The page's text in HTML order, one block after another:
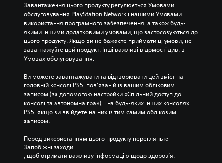
Завантаження цього продукту регулюється Умовами
обслуговування PlayStation Network і нашими Умовами
використання програмного забезпечення, а також будь-
якими іншими додатковими умовами, що застосовуються до
цього продукту. Якщо ви не бажаєте приймати ці умови, не
завантажуйте цей продукт. Інші важливі відомості див. в
Умовах обслуговування.
Ви можете завантажувати та відтворювати цей вміст на
головній консолі PS5, пов’язаній із вашим обліковим
записом (за допомогою настройки «Спільний доступ до
консолі та автономна гра»), і на будь-яких інших консолях
PS5, якщо ви ввійдете на них із тим самим обліковим
записом.
Перед використанням цього продукту перегляньте
Запобіжні заходи
, щоб отримати важливу інформацію щодо здоров’я.